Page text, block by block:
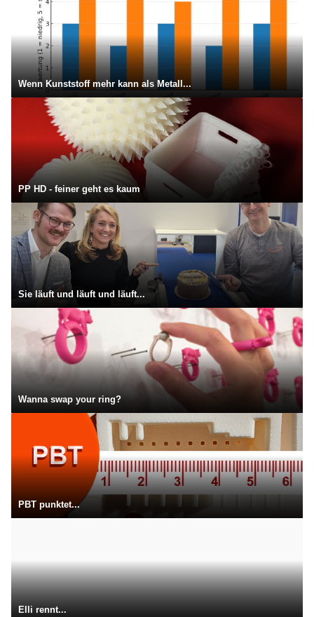
Wenn Kunststoff mehr kann als Metall...
PP HD - feiner geht es kaum
Sie läuft und läuft und läuft...
Wanna swap your ring?
PBT punktet...
Elli rennt...